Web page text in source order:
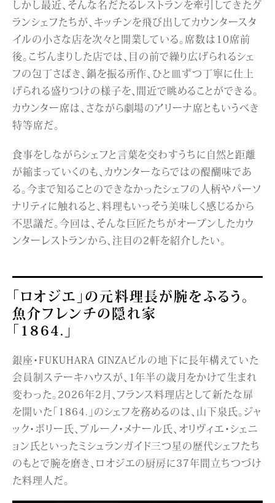
しかし最近、そんな名だたるレストランを牽引してきたグ
ランシェフたちが、キッチンを飛び出してカウンタースタ
イルの小さな店を次々と開業している。席数は10席前
後。こぢんまりした店では、目の前で繰り広げられるシェ
フの包丁さばき、鍋を振る所作、ひと皿ずつ丁寧に仕上
げられる盛りつけの様子を、間近で眺めることができる。
カウンター席は、さながら劇場のアリーナ席ともいうべき
特等席だ。
食事をしながらシェフと言葉を交わすうちに自然と距離
が縮まっていくのも、カウンターならではの醍醐味であ
る。今まで知ることのできなかったシェフの人柄やパーソ
ナリティに触れると、料理もいっそう美味しく感じるから
不思議だ。今回は、そんな巨匠たちがオープンしたカウ
ンターレストランから、注目の2軒を紹介したい。
「ロオジエ」の元料理長が腕をふるう。
魚介フレンチの隠れ家
「1864.」
銀座・FUKUHARA GINZAビルの地下に長年構えていた
会員制ステーキハウスが、1年半の歳月をかけて生まれ
変わった。2026年2月、フランス料理店として新たな扉
を開いた「1864.」のシェフを務めるのは、山下泉氏。ジャ
ック・ボリー氏、ブルーノ・メナール氏、オリヴィエ・シェニ
ョン氏といったミシュランガイド三つ星の歴代シェフたち
のもとで腕を磨き、ロオジエの厨房に37年間立ちつづけ
た料理人だ。